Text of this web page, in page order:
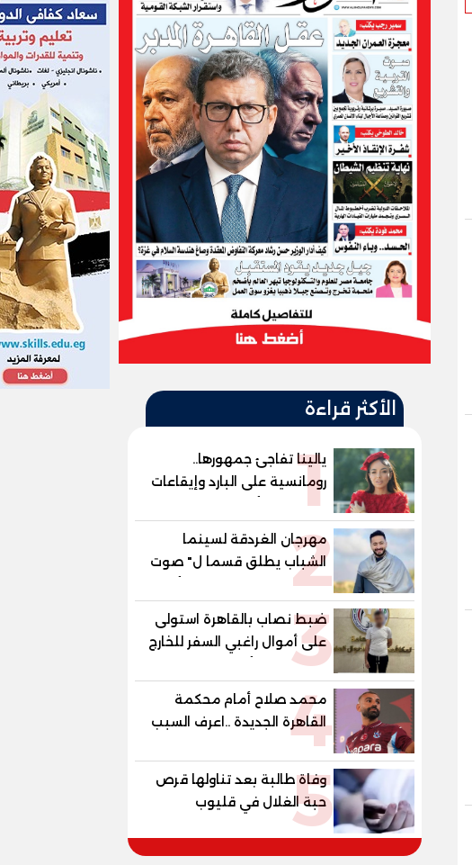
الأكثر قراءة
1
يالينا تفاجئ جمهورها..
رومانسية على البارد وإيقاعات
ساخنة في أحدث كليباتها
2
مهرجان الغردقة لسينما
الشباب يطلق قسما ل" صوت
السينما" ..وحمادة هلال أول
3
ضبط نصاب بالقاهرة استولى
على أموال راغبي السفر للخارج
بزعم توفير تأشيرات
4
محمد صلاح أمام محكمة
القاهرة الجديدة ..اعرف السبب
5
وفاة طالبة بعد تناولها قرص
حبة الغلال في قليوب